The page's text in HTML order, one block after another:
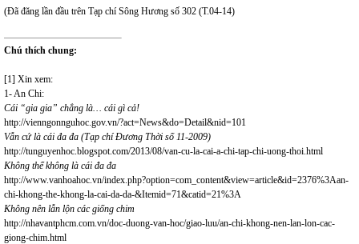
(Đã đăng lần đầu trên Tạp chí Sông Hương số 302 (T.04-14)
Chú thích chung:
[1] Xin xem:
1- An Chi:
Cái “gia gia” chẳng là… cái gì cả!
http://vienngonnguhoc.gov.vn/?act=News&do=Detail&nid=101
Vẫn cứ là cái đa đa (Tạp chí Đương Thời số 11-2009)
http://tunguyenhoc.blogspot.com/2013/08/van-cu-la-cai-a-chi-tap-chi-uong-thoi.html
Không thể không là cái đa đa
http://www.vanhoahoc.vn/index.php?option=com_content&view=article&id=2376%3Aan-
chi-khong-the-khong-la-cai-da-da-&Itemid=71&catid=21%3A
Không nên lẫn lộn các giống chim
http://nhavantphcm.com.vn/doc-duong-van-hoc/giao-luu/an-chi-khong-nen-lan-lon-cac-
giong-chim.html